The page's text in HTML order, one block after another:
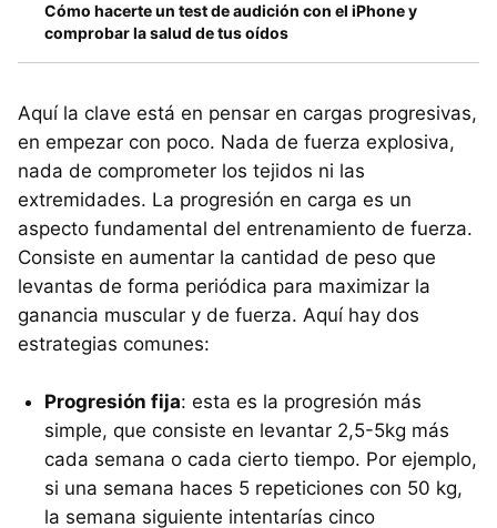
Cómo hacerte un test de audición con el iPhone y
comprobar la salud de tus oídos
Aquí la clave está en pensar en cargas progresivas,
en empezar con poco. Nada de fuerza explosiva,
nada de comprometer los tejidos ni las
extremidades. La progresión en carga es un
aspecto fundamental del entrenamiento de fuerza.
Consiste en aumentar la cantidad de peso que
levantas de forma periódica para maximizar la
ganancia muscular y de fuerza. Aquí hay dos
estrategias comunes:
Progresión fija: esta es la progresión más
simple, que consiste en levantar 2,5-5kg más
cada semana o cada cierto tiempo. Por ejemplo,
si una semana haces 5 repeticiones con 50 kg,
la semana siguiente intentarías cinco